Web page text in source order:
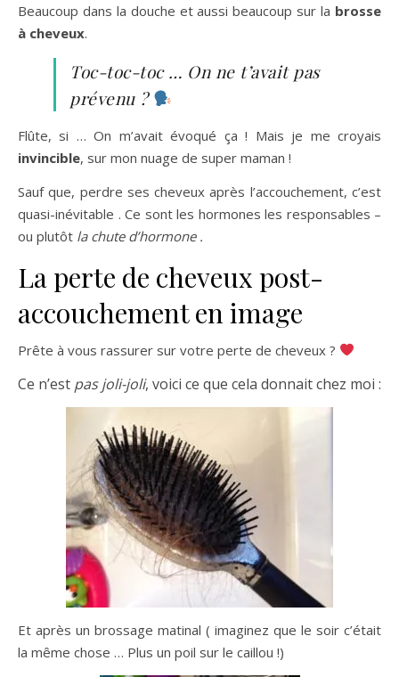
Beaucoup dans la douche et aussi beaucoup sur la brosse
à cheveux.
Toc-toc-toc … On ne t’avait pas
prévenu ?
Flûte, si … On m’avait évoqué ça ! Mais je me croyais
invincible, sur mon nuage de super maman !
Sauf que, perdre ses cheveux après l’accouchement, c’est
quasi-inévitable . Ce sont les hormones les responsables –
ou plutôt la chute d’hormone .
La perte de cheveux post-
accouchement en image
Prête à vous rassurer sur votre perte de cheveux ?
Ce n’est pas joli-joli, voici ce que cela donnait chez moi :
Et après un brossage matinal ( imaginez que le soir c’était
la même chose … Plus un poil sur le caillou !)